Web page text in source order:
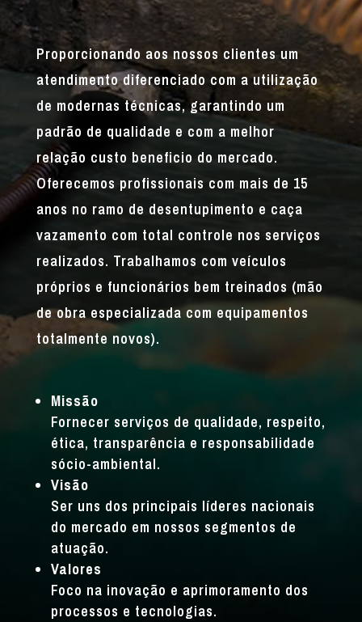
Proporcionando aos nossos clientes um
atendimento diferenciado com a utilização
de modernas técnicas, garantindo um
padrão de qualidade e com a melhor
relação custo beneficio do mercado.
Oferecemos profissionais com mais de 15
anos no ramo de desentupimento e caça
vazamento com total controle nos serviços
realizados. Trabalhamos com veículos
próprios e funcionários bem treinados (mão
de obra especializada com equipamentos
totalmente novos).
Missão
Fornecer serviços de qualidade, respeito,
ética, transparência e responsabilidade
sócio-ambiental.
Visão
Ser uns dos principais líderes nacionais
do mercado em nossos segmentos de
atuação.
Valores
Foco na inovação e aprimoramento dos
processos e tecnologias.